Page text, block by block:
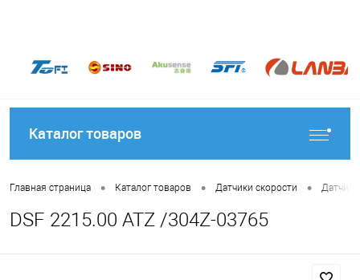
Каталог товаров
Главная страница • Каталог товаров • Датчики скорости •
DSF 2215.00 ATZ /304Z-03765